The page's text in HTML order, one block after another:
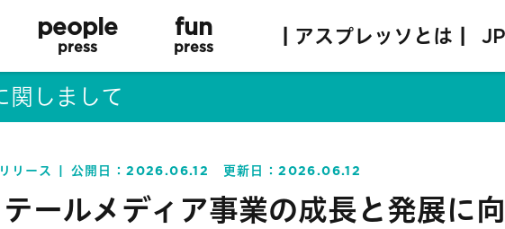
people
press
fun
press | アスプレッソとは | JP
関しまして
リース 公開日：2026.06.12 更新日：2026.06.12
ールメディア事業の成長と発展に向